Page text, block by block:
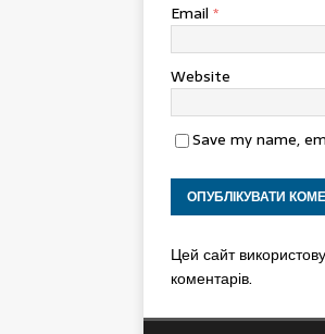
Email *
Website
Save my name,
Цей сайт
коментарів.